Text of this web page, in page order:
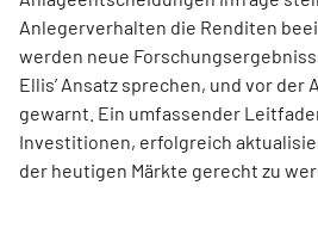
Anlegerverhalten die Renditen
werden neue
Ellis’ Ansatz sprechen, und vor der
gewarnt. Ein umfassender
Investitionen, erfolgreich
der heutigen Märkte gerecht zu